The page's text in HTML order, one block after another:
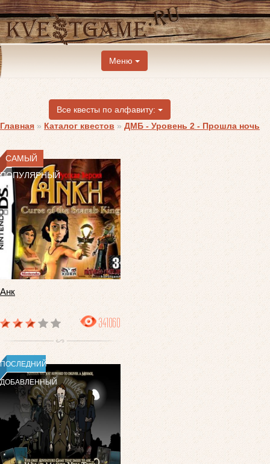
Меню
Все квесты по алфавиту:
Главная » Каталог квестов » ДМБ - Уровень 2 - Прошла ночь
САМЫЙ
ПОПУЛЯРНЫЙ
Анк
341060
ПОСЛЕДНИЙ
ДОБАВЛЕННЫЙ